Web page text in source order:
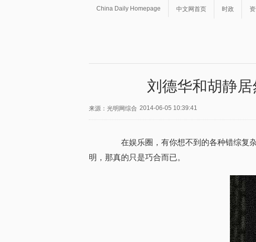
China Daily Homepage 中文网首页 时政
刘德华和胡静
来源：光明网综合 2014-06-05 10:39:41
在娱乐圈，有你想不到的各种错综复杂
明，那真的只是巧合而已。